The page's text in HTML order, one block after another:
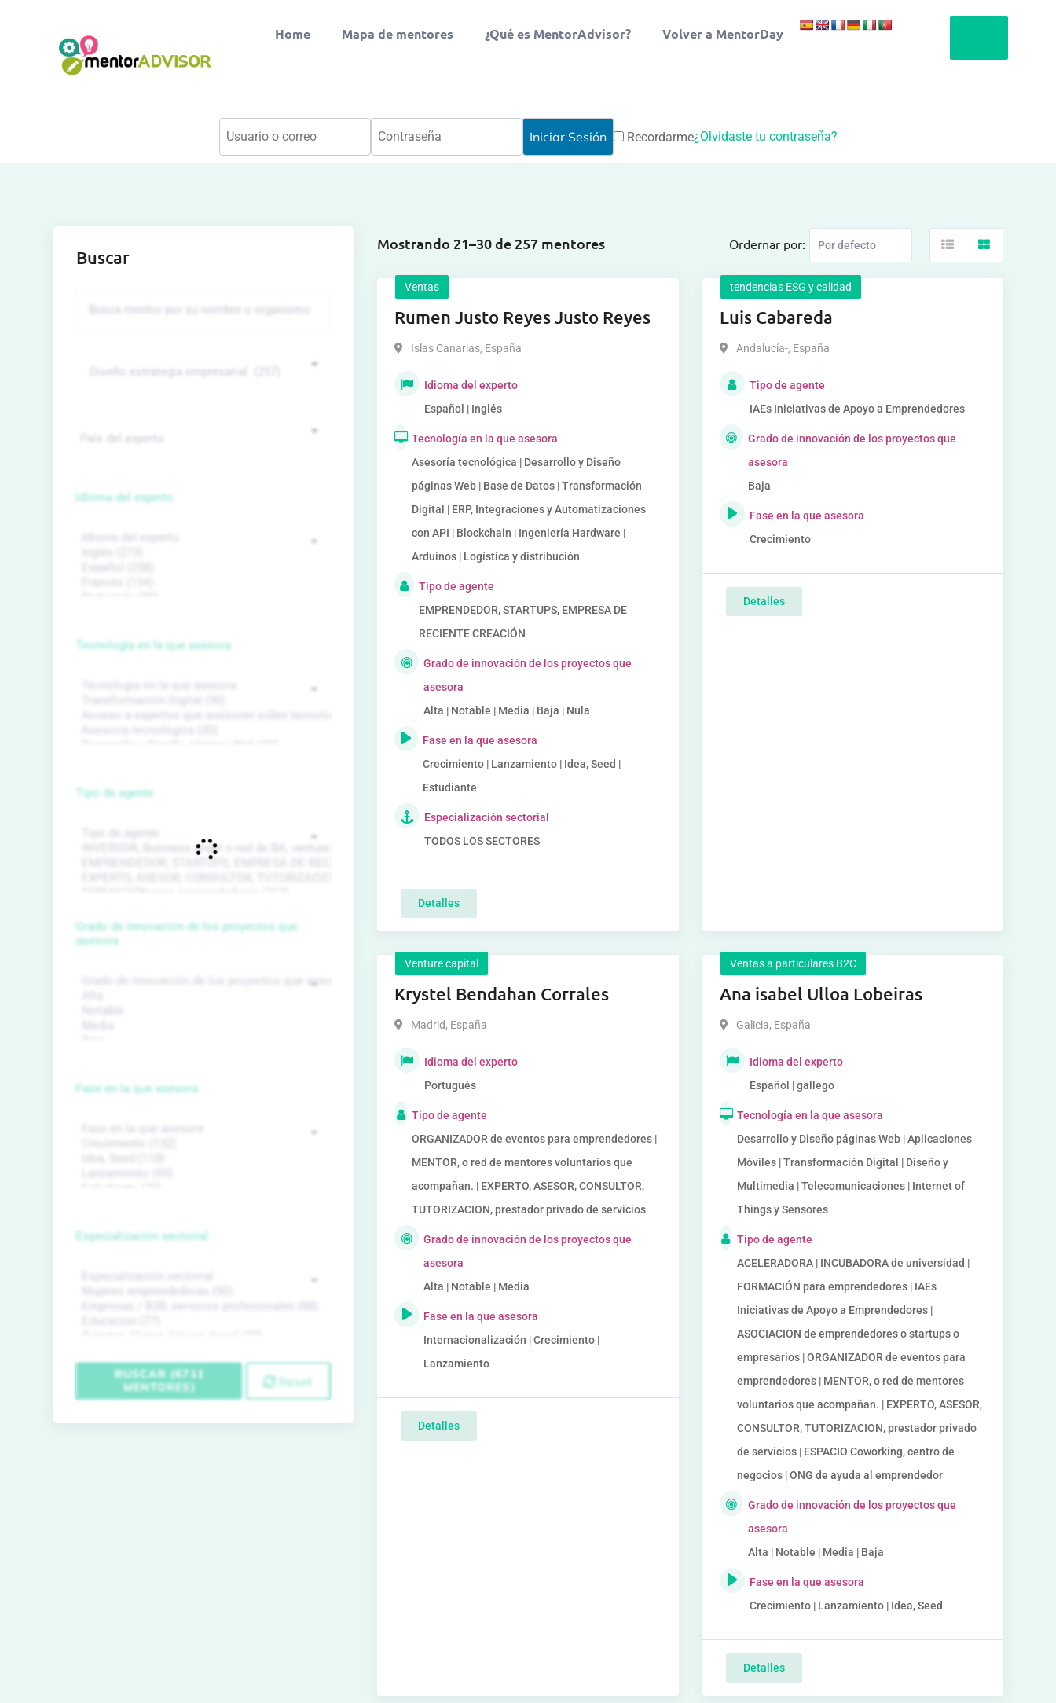
Home Mapa de mentores ¿Qué es MentorAdvisor? Volver a MentorDay
Recordarme¿Olvidaste tu contraseña?
Mostrando 21–30 de 257 mentores Ordernar por:
Ventas
Rumen Justo Reyes Justo Reyes
Islas Canarias, España
Idioma del experto
Español | Inglés
Tecnología en la que asesora
Asesoría tecnológica | Desarrollo y Diseño
páginas Web | Base de Datos | Transformación
Digital | ERP, Integraciones y Automatizaciones
con API | Blockchain | Ingeniería Hardware |
Arduinos | Logística y distribución
Tipo de agente
EMPRENDEDOR, STARTUPS, EMPRESA DE
RECIENTE CREACIÓN
Grado de innovación de los proyectos que
asesora
Alta | Notable | Media | Baja | Nula
Fase en la que asesora
Crecimiento | Lanzamiento | Idea, Seed |
Estudiante
Especialización sectorial
TODOS LOS SECTORES
Detalles
tendencias ESG y calidad
Luis Cabareda
Andalucía-, España
Tipo de agente
IAEs Iniciativas de Apoyo a Emprendedores
Grado de innovación de los proyectos que
asesora
Baja
Fase en la que asesora
Crecimiento
Detalles
Venture capital
Krystel Bendahan Corrales
Madrid, España
Idioma del experto
Portugués
Tipo de agente
ORGANIZADOR de eventos para emprendedores |
MENTOR, o red de mentores voluntarios que
acompañan. | EXPERTO, ASESOR, CONSULTOR,
TUTORIZACION, prestador privado de servicios
Grado de innovación de los proyectos que
asesora
Alta | Notable | Media
Fase en la que asesora
Internacionalización | Crecimiento |
Lanzamiento
Detalles
Ventas a particulares B2C
Ana isabel Ulloa Lobeiras
Galicia, España
Idioma del experto
Español | gallego
Tecnología en la que asesora
Desarrollo y Diseño páginas Web | Aplicaciones
Móviles | Transformación Digital | Diseño y
Multimedia | Telecomunicaciones | Internet of
Things y Sensores
Tipo de agente
ACELERADORA | INCUBADORA de universidad |
FORMACIÓN para emprendedores | IAEs
Iniciativas de Apoyo a Emprendedores |
ASOCIACION de emprendedores o startups o
empresarios | ORGANIZADOR de eventos para
emprendedores | MENTOR, o red de mentores
voluntarios que acompañan. | EXPERTO, ASESOR,
CONSULTOR, TUTORIZACION, prestador privado
de servicios | ESPACIO Coworking, centro de
negocios | ONG de ayuda al emprendedor
Grado de innovación de los proyectos que
asesora
Alta | Notable | Media | Baja
Fase en la que asesora
Crecimiento | Lanzamiento | Idea, Seed
Detalles
Buscar
Idioma del experto
Tecnología en la que asesora
Tipo de agente
Grado de innovación de los proyectos que
asesora
Fase en la que asesora
Especialización sectorial
BUSCAR (6711
MENTORES)
Reset